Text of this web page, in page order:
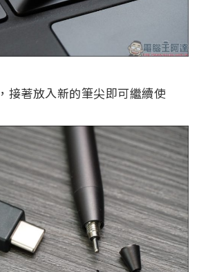
接著放入新的筆尖即可繼續使